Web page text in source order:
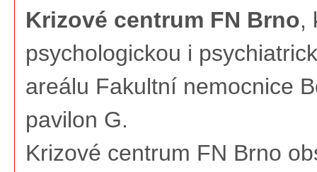
Krizové centrum FN Brno,
psychologickou i
areálu Fakultní nemocnice
pavilon G.
Krizové centrum FN Brno